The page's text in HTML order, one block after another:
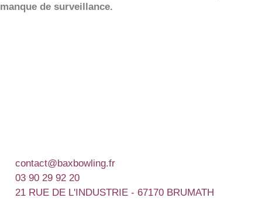
manque de surveillance.
contact@baxbowling.fr
03 90 29 92 20
21 RUE DE L'INDUSTRIE - 67170 BRUMATH